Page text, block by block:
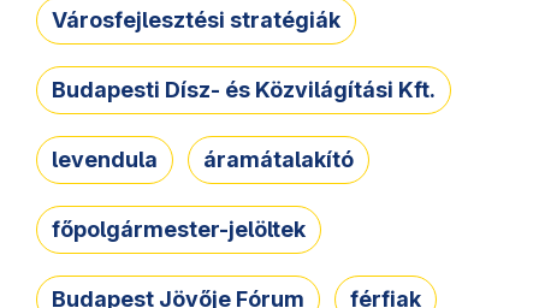
Városfejlesztési stratégiák
Budapesti Dísz- és Közvilágítási Kft.
levendula áramátalakító
főpolgármester-jelöltek
Budapest Jövője Fórum férfiak